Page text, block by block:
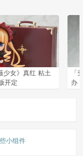
少女》真红 粘土
开定
「
办
小组件